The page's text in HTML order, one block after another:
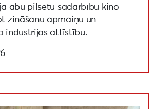
abu pilsētu sadarbību kino
zināšanu apmaiņu un
industrijas attīstību.